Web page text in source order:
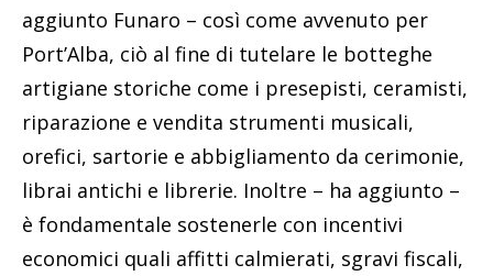
aggiunto Funaro – così come avvenuto per
Port’Alba, ciò al fine di tutelare le botteghe
artigiane storiche come i presepisti, ceramisti,
riparazione e vendita strumenti musicali,
orefici, sartorie e abbigliamento da cerimonie,
librai antichi e librerie. Inoltre – ha aggiunto –
è fondamentale sostenerle con incentivi
economici quali affitti calmierati, sgravi fiscali,